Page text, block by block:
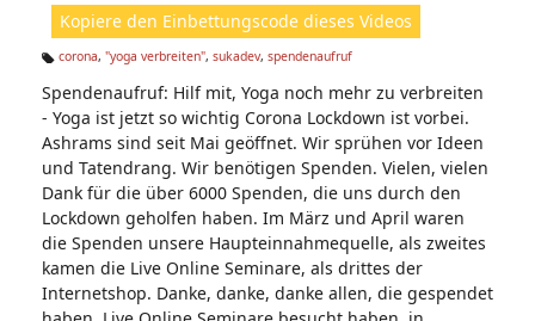
Kopiere den Einbettungscode dieses Videos
g
corona, "yoga verbreiten", sukadev, spendenaufruf
Spendenaufruf: Hilf mit, Yoga noch mehr zu verbreiten
- Yoga ist jetzt so wichtig Corona Lockdown ist vorbei.
Ashrams sind seit Mai geöffnet. Wir sprühen vor Ideen
und Tatendrang. Wir benötigen Spenden. Vielen, vielen
Dank für die über 6000 Spenden, die uns durch den
Lockdown geholfen haben. Im März und April waren
die Spenden unsere Haupteinnahmequelle, als zweites
kamen die Live Online Seminare, als drittes der
Internetshop. Danke, danke, danke allen, die gespendet